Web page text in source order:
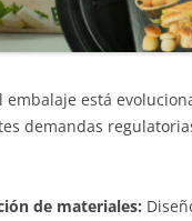
embalaje está
demandas
de materiales: